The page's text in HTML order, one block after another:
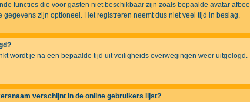
functies die voor gasten niet beschikbaar zijn zoals bepaalde avatar
zijn optioneel. Het registreren neemt dus niet veel tijd in beslag.
wordt je na een bepaalde tijd uit veiligheids overwegingen weer
verschijnt in de online gebruikers lijst?